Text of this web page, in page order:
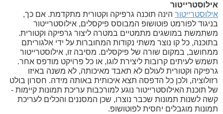
אילוסטרייטור
אילוסטרייטור הינה תוכנה גרפיקה וקטורית מתקדמת. אם כך,
בניגוד לפורמט פוטושופ המבוסס פיקסלים, אילוסטרייטור
משתמשת במושגים מתמטיים במטרה ליצור גרפיקה וקטורית.
בתוכנה, כל קו נוצר משתי נקודות המחוברות על ידי אלגוריתם
ממחושב, במקום שורה של פיקסלים. מסיבה זו, אילוסטרייטור
תשמש לעיתים קרובות ליצירת לוגו, או כל פרויקט מודפס אחר.
גרפיקה וקטורית לעולם לא תאבד מאיכותה, לא משנה באיזו
רזולוציה, ולכן כל הדפסה תצא איכותית באותה מידה. חסרון בולט
של תוכנת האילוסטרייטור נוגע למורכבות עריכת תמונות קיימות -
קשה לשנות תמונות שכבר נוצרו, שכן המסננים והכלים לעריכת
תמונות מוגבלים יחסית לפוטושופ.